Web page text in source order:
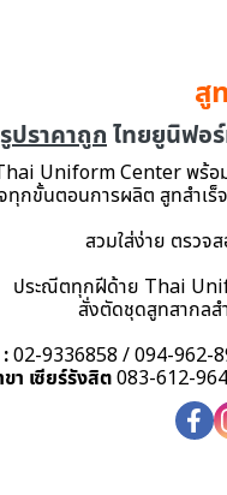
สู
ปราคาถูก ไทยยูนิฟอ
Uniform Center พร้
กขั้นตอนการผลิต สูทสำเ
สวมใส่ง่าย ตรวจ
ประณีตทุกฝีด้าย Thai
สั่งตัดชุดสูทสากล
02-9336858 /094-962-
ขา เซียร์รังสิต 083-612-